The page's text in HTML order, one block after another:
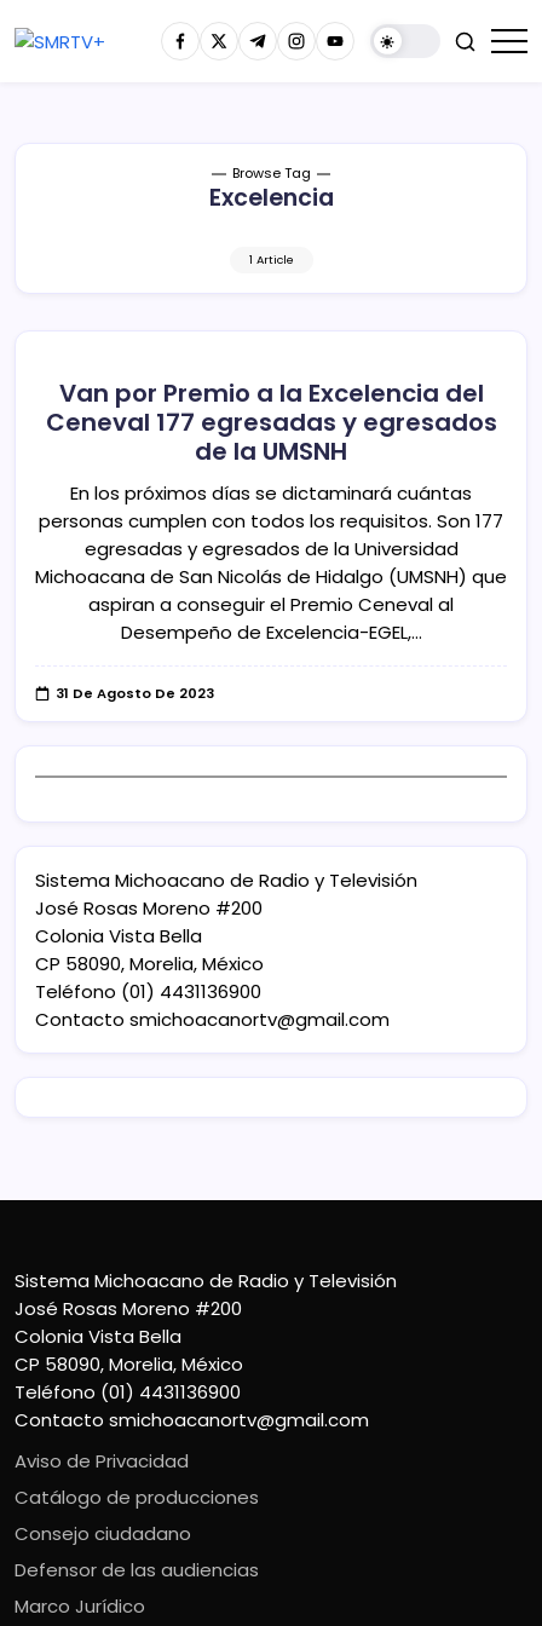
Browse Tag
Excelencia
1 Article
Van por Premio a la Excelencia del
Ceneval 177 egresadas y egresados
de la UMSNH
En los próximos días se dictaminará cuántas
personas cumplen con todos los requisitos. Son 177
egresadas y egresados de la Universidad
Michoacana de San Nicolás de Hidalgo (UMSNH) que
aspiran a conseguir el Premio Ceneval al
Desempeño de Excelencia-EGEL,…
31 De Agosto De 2023
Sistema Michoacano de Radio y Televisión
José Rosas Moreno #200
Colonia Vista Bella
CP 58090, Morelia, México
Teléfono (01) 4431136900
Contacto smichoacanortv@gmail.com
Sistema Michoacano de Radio y Televisión
José Rosas Moreno #200
Colonia Vista Bella
CP 58090, Morelia, México
Teléfono (01) 4431136900
Contacto smichoacanortv@gmail.com
Aviso de Privacidad
Catálogo de producciones
Consejo ciudadano
Defensor de las audiencias
Marco Jurídico